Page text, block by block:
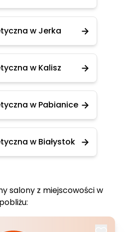
w Jerka
w Kalisz
w Pabianice
w Białystok
salony z miejscowości w
pobliżu: